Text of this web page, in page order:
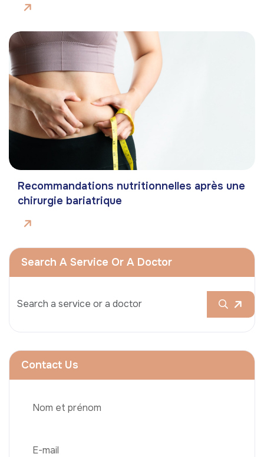
Recommandations nutritionnelles après une
chirurgie bariatrique
Search A Service Or A Doctor
Contact Us